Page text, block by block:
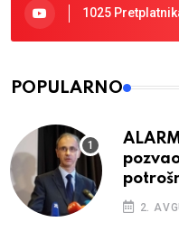
1025
POPULARNO
2.